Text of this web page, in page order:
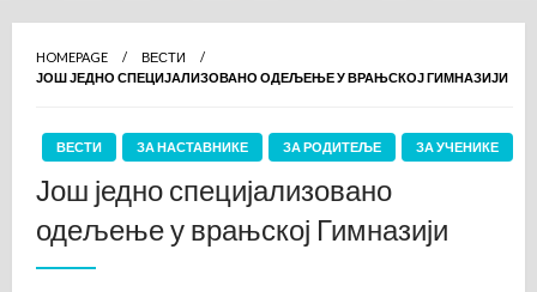
HOMEPAGE
ВЕСТИ
ЈОШ ЈЕДНО СПЕЦИЈАЛИЗОВАНО ОДЕЉЕЊЕ У ВРАЊСКОЈ ГИМНАЗИЈИ
ВЕСТИ ЗА НАСТАВНИКЕ ЗА РОДИТЕЉЕ ЗА УЧЕНИКЕ
Још једно специјализовано
одељење у врањској Гимназији